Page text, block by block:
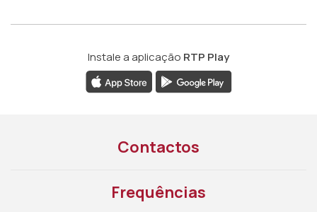
Instale a aplicação RTP Play
Contactos
Frequências